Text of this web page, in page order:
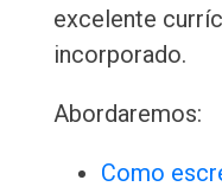
excelente
incorporado.
Abordaremos:
Como